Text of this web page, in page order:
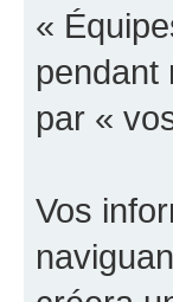
«
pendant
par «
Vos